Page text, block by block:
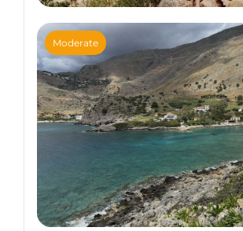
Climbing trips
Climbing in the Selvaggio
Moderate